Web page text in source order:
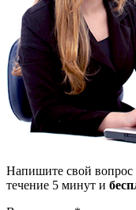
Напишите свой
течение 5 минут и